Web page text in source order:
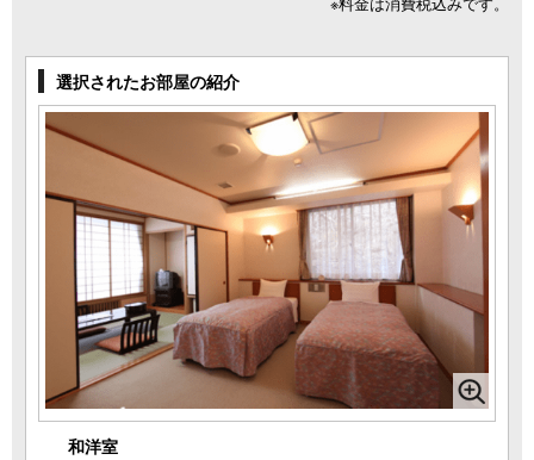
選択されたお部屋の紹介
和洋室